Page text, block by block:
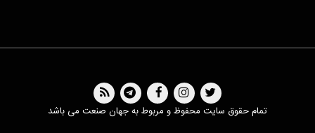
تمام حقوق سایت محفوظ و مربوط به جهان صنعت می باشد